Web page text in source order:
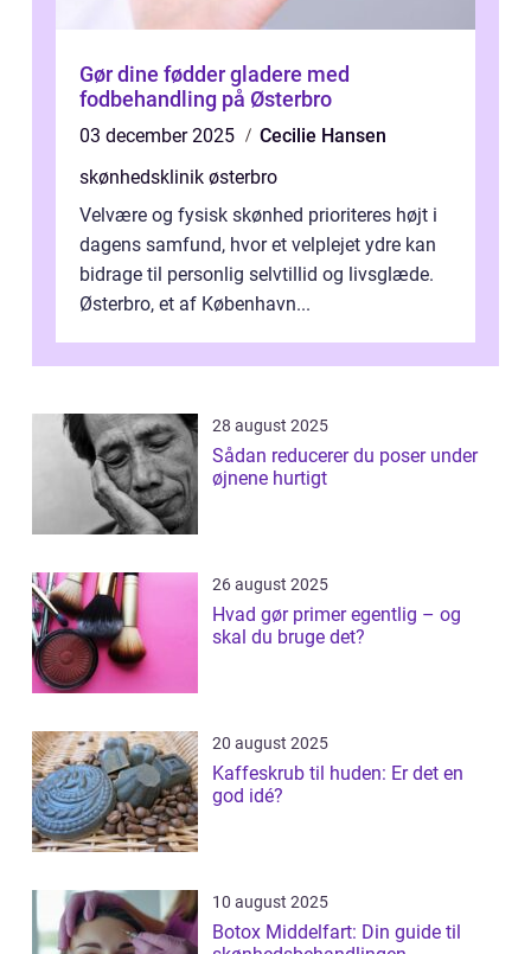
Gør dine fødder gladere med
fodbehandling på Østerbro
03 december 2025
Cecilie Hansen
skønhedsklinik østerbro
Velvære og fysisk skønhed prioriteres højt i
dagens samfund, hvor et velplejet ydre kan
bidrage til personlig selvtillid og livsglæde.
Østerbro, et af København...
28 august 2025
Sådan reducerer du poser under
øjnene hurtigt
26 august 2025
Hvad gør primer egentlig – og
skal du bruge det?
20 august 2025
Kaffeskrub til huden: Er det en
god idé?
10 august 2025
Botox Middelfart: Din guide til